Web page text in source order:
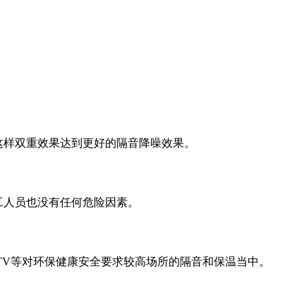
双重效果达到更好的隔音降噪效果。
员也没有任何危险因素。
对环保健康安全要求较高场所的隔音和保温当中。